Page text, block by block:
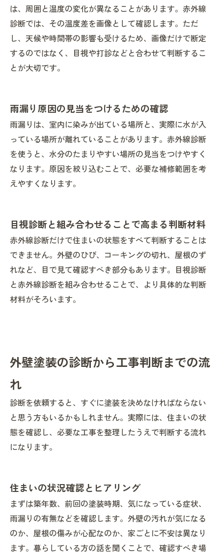
は、周囲と温度の変化が異なることがあります。赤外線
診断では、その温度差を画像として確認します。ただ
し、天候や時間帯の影響も受けるため、画像だけで断定
するのではなく、目視や打診などと合わせて判断するこ
とが大切です。
雨漏り原因の見当をつけるための確認
雨漏りは、室内に染みが出ている場所と、実際に水が入
っている場所が離れていることがあります。赤外線診断
を使うと、水分のたまりやすい場所の見当をつけやすく
なります。原因を絞り込むことで、必要な補修範囲を考
えやすくなります。
目視診断と組み合わせることで高まる判断材料
赤外線診断だけで住まいの状態をすべて判断することは
できません。外壁のひび、コーキングの切れ、屋根のず
れなど、目で見て確認すべき部分もあります。目視診断
と赤外線診断を組み合わせることで、より具体的な判断
材料がそろいます。
外壁塗装の診断から工事判断までの流
れ
診断を依頼すると、すぐに塗装を決めなければならない
と思う方もいるかもしれません。実際には、住まいの状
態を確認し、必要な工事を整理したうえで判断する流れ
になります。
住まいの状況確認とヒアリング
まずは築年数、前回の塗装時期、気になっている症状、
雨漏りの有無などを確認します。外壁の汚れが気になる
のか、屋根の傷みが心配なのか、家ごとに不安は異なり
ます。暮らしている方の話を聞くことで、確認すべき場